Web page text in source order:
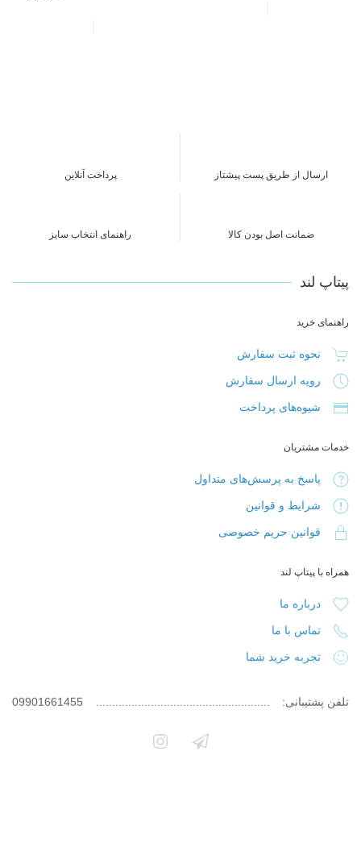
ارسال از طریق پست پیشتاز پرداخت آنلاین
ضمانت اصل بودن کالا راهنمای انتخاب سایز
پیتاپ لند
راهنمای خرید
نحوه ثبت سفارش
رویه ارسال سفارش
شیوه‌های پرداخت
خدمات مشتریان
پاسخ به پرسش‌های متداول
شرایط و قوانین
قوانین حریم خصوصی
همراه با پیتاپ لند
درباره ما
تماس با ما
تجربه خرید شما
تلفن پشتیبانی: 09901661455